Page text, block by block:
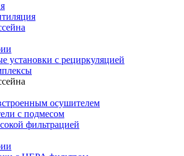
установки с рециркуляцией
осушителем
с подмесом
фильтрацией